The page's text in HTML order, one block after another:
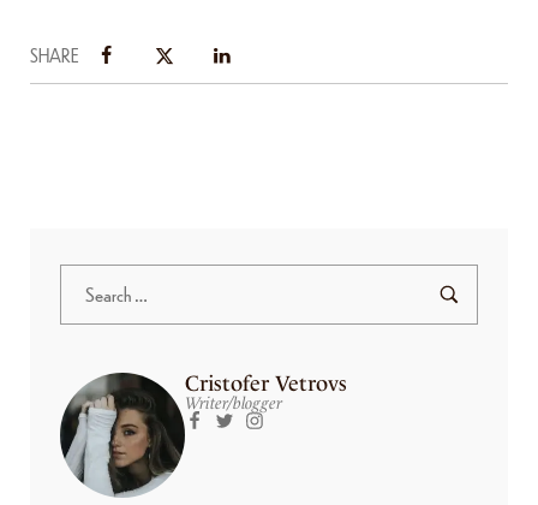
SHARE
Cristofer Vetrovs
Writer/blogger